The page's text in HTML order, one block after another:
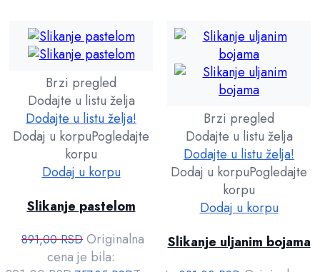
Brzi pregled
Dodajte u listu želja
Dodajte u listu želja!
Dodaj u korpuPogledajte
korpu
Dodaj u korpu
Slikanje pastelom
891,00RSD Originalna
cena je bila:
Brzi pregled
Dodajte u listu želja
Dodajte u listu želja!
Dodaj u korpuPogledajte
korpu
Dodaj u korpu
Slikanje uljanim bojama